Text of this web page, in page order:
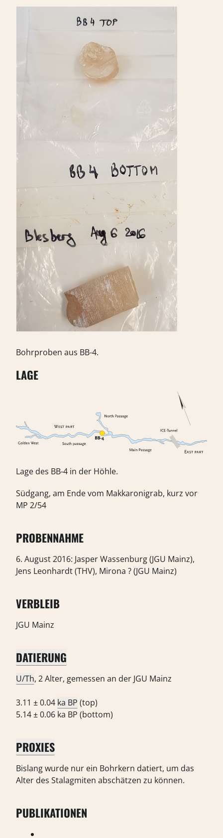
Bohrproben aus BB-4.
LAGE
Lage des BB-4 in der Höhle.
Südgang, am Ende vom Makkaronigrab, kurz vor
MP 2/54
PROBENNAHME
6. August 2016: Jasper Wassenburg (JGU Mainz),
Jens Leonhardt (THV), Mirona ? (JGU Mainz)
VERBLEIB
JGU Mainz
DATIERUNG
U/Th, 2 Alter, gemessen an der JGU Mainz
3.11 ± 0.04 ka BP (top)
5.14 ± 0.06 ka BP (bottom)
PROXIES
Bislang wurde nur ein Bohrkern datiert, um das
Alter des Stalagmiten abschätzen zu können.
PUBLIKATIONEN